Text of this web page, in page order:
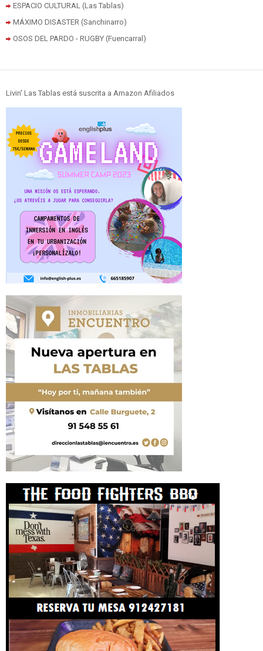
ESPACIO CULTURAL (Las Tablas)
MÁXIMO DISASTER (Sanchinarro)
OSOS DEL PARDO - RUGBY (Fuencarral)
Livin' Las Tablas está suscrita a Amazon Afiliados